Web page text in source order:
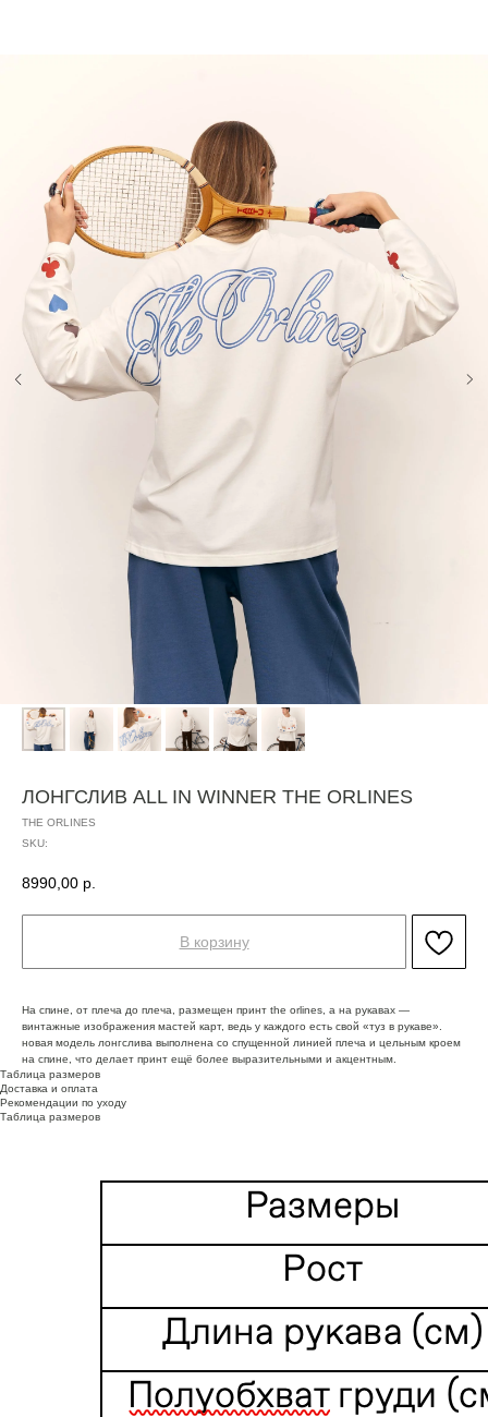
ЛОНГСЛИВ ALL IN WINNER THE ORLINES
THE ORLINES
SKU:
8990,00 р.
В корзину
На спине, от плеча до плеча, размещен принт the orlines, а на рукавах —
винтажные изображения мастей карт, ведь у каждого есть свой «туз в рукаве».
новая модель лонгслива выполнена со спущенной линией плеча и цельным кроем
на спине, что делает принт ещё более выразительными и акцентным.
Таблица размеров
Доставка и оплата
Рекомендации по уходу
Таблица размеров